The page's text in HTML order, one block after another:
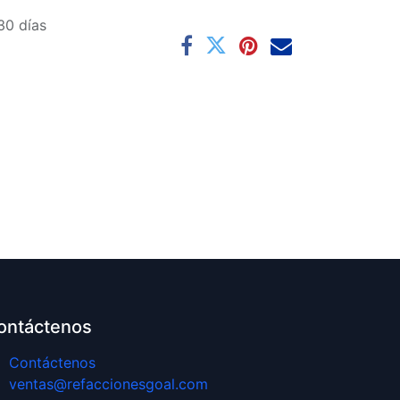
días
Contáctenos
ventas@refaccionesgoal.com